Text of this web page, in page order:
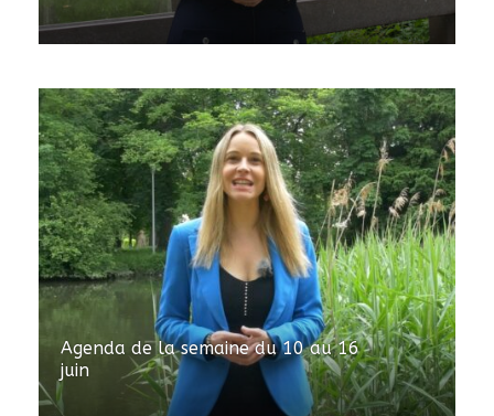
Agenda de la semaine du 10 au 16
juin